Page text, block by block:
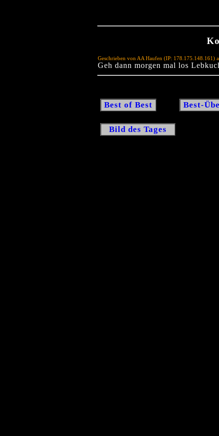
Geschrieben von AA Haufen (IP: 178.175.148.161)
Geh dann morgen mal los
Best of Best Best-
Bild des Tages